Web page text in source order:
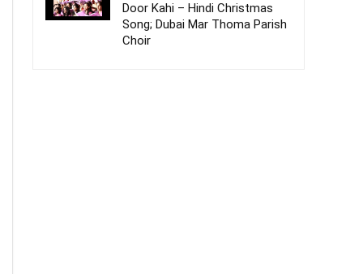
Door Kahi – Hindi Christmas
Song; Dubai Mar Thoma Parish
Choir